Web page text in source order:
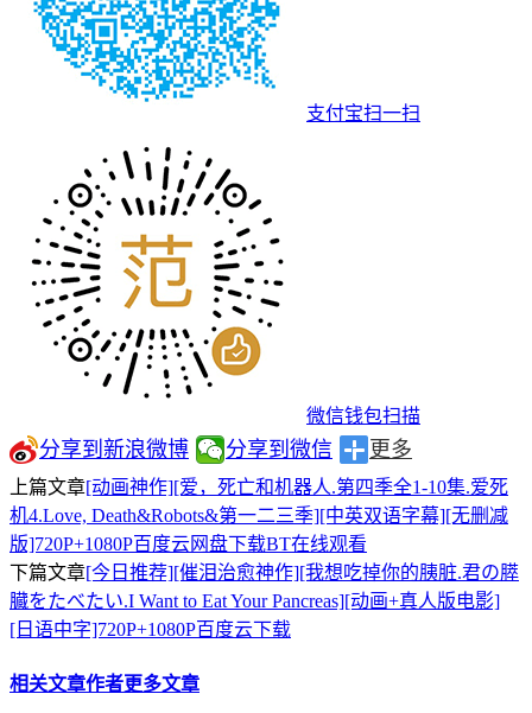
支付宝扫一扫
微信钱包扫描
分享到新浪微博 分享到微信 更多
上篇文章[动画神作][爱，死亡和机器人.第四季全1-10集.爱死
机4.Love, Death&Robots&第一二三季][中英双语字幕][无删减
版]720P+1080P百度云网盘下载BT在线观看
下篇文章[今日推荐][催泪治愈神作][我想吃掉你的胰脏.君の膵
臓をたべたい.I Want to Eat Your Pancreas][动画+真人版电影]
[日语中字]720P+1080P百度云下载
相关文章作者更多文章